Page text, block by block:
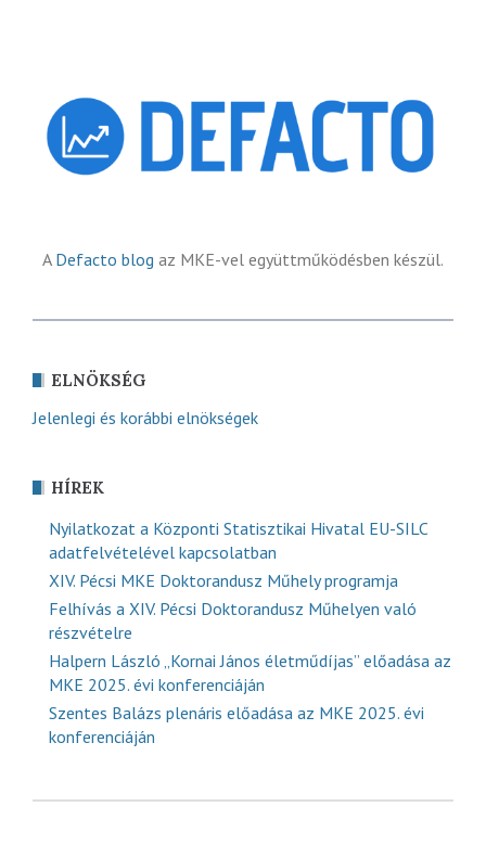
A Defacto blog az MKE-vel együttműködésben készül.
ELNÖKSÉG
Jelenlegi és korábbi elnökségek
HÍREK
Nyilatkozat a Központi Statisztikai Hivatal EU-SILC
adatfelvételével kapcsolatban
XIV. Pécsi MKE Doktorandusz Műhely programja
Felhívás a XIV. Pécsi Doktorandusz Műhelyen való
részvételre
Halpern László „Kornai János életműdíjas” előadása az
MKE 2025. évi konferenciáján
Szentes Balázs plenáris előadása az MKE 2025. évi
konferenciáján